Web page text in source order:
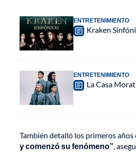
ENTRETENIMIENTO
Kraken
ENTRETENIMIENTO
La Casa
También detalló los primeros años
y comenzó su fenómeno”,